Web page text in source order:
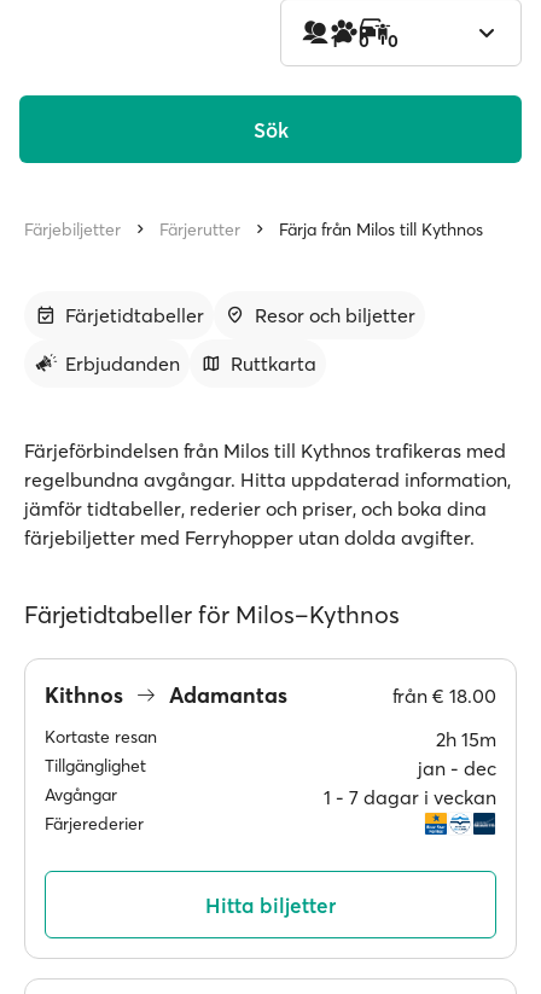
1 0 0
Sök
Färjebiljetter Färjerutter Färja från Milos till Kythnos
Färjetidtabeller
Resor och biljetter
Erbjudanden
Ruttkarta
Färjeförbindelsen från Milos till Kythnos trafikeras med
regelbundna avgångar. Hitta uppdaterad information,
jämför tidtabeller, rederier och priser, och boka dina
färjebiljetter med Ferryhopper utan dolda avgifter.
Färjetidtabeller för Milos–Kythnos
Kithnos Adamantas från € 18.00
Kortaste resan 2h 15m
Tillgänglighet jan ‐ dec
Avgångar 1 ‐ 7 dagar i veckan
Färjerederier
Hitta biljetter